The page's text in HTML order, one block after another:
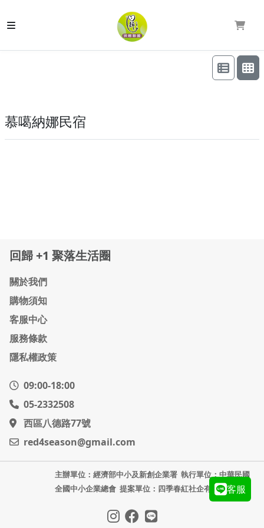
慕噶納娜民宿
客服
回歸 +1 聚落生活圈
關於我們
購物須知
客服中心
服務條款
隱私權政策
09:00-18:00
05-2332508
西區八德路77號
red4season@gmail.com
主辦單位：經濟部中小及新創企業署執行單位：中華民國
全國中小企業總會提案單位：四季春紅社企有限公司